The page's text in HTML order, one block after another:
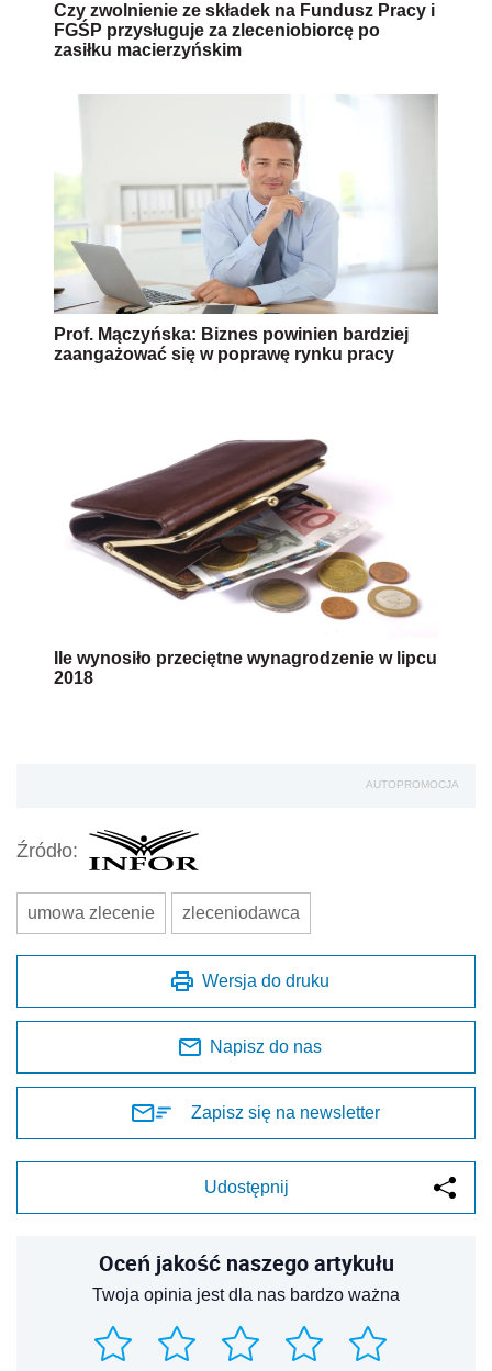
Czy zwolnienie ze składek na Fundusz Pracy i
FGŚP przysługuje za zleceniobiorcę po
zasiłku macierzyńskim
Prof. Mączyńska: Biznes powinien bardziej
zaangażować się w poprawę rynku pracy
Ile wynosiło przeciętne wynagrodzenie w lipcu
2018
AUTOPROMOCJA
Źródło:
umowa zlecenie zleceniodawca
Wersja do druku
Napisz do nas
Zapisz się na newsletter
Udostępnij
Oceń jakość naszego artykułu
Twoja opinia jest dla nas bardzo ważna